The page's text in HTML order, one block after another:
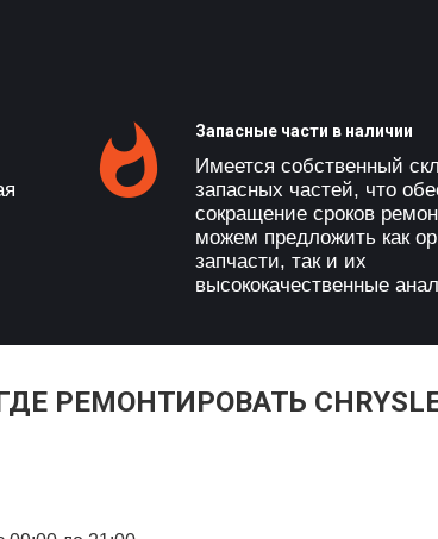
Запасные части в наличии
Имеется собственный
запасных частей, что
сокращение сроков
можем предложить как
запчасти, так и их
высококачественные
РЕМОНТИРОВАТЬ